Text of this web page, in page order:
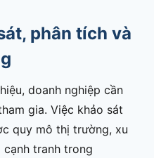
phân tích và
doanh nghiệp cần
gia. Việc khảo sát
quy mô thị trường, xu
tranh trong